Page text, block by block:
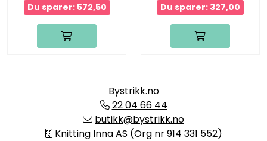
Du sparer: 572,50 Du sparer: 327,00
Bystrikk.no
22 04 66 44
butikk@bystrikk.no
Knitting Inna AS (Org nr 914 331 552)